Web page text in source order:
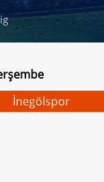
İnegölspor